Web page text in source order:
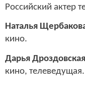
Российский актер
Наталья
кино.
Дарья Дроздовская
кино, телеведущая.